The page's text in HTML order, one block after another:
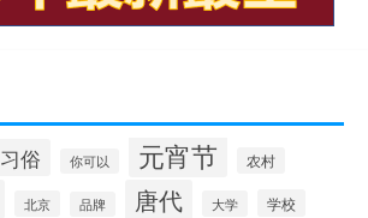
习俗 你可以 元宵节 农村
北京 品牌 唐代 大学 学校